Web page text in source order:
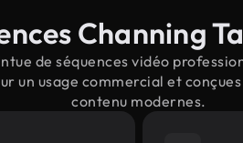
Channing
de séquences vidéo
un usage commercial et
contenu modernes.